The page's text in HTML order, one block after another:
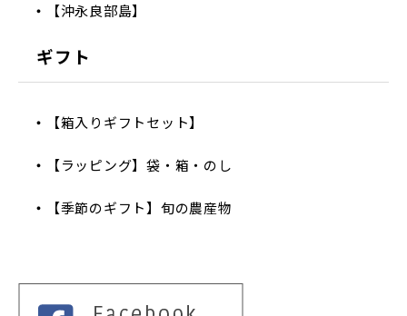
【沖永良部島】
ギフト
【箱入りギフトセット】
【ラッピング】袋・箱・のし
【季節のギフト】旬の農産物